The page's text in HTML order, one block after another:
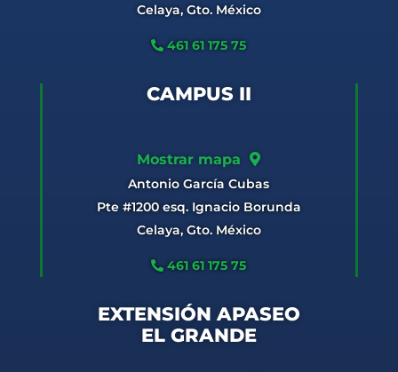
Celaya, Gto. México
461 61 175 75
CAMPUS II
Mostrar mapa
Antonio García Cubas
Pte #1200 esq. Ignacio Borunda
Celaya, Gto. México
461 61 175 75
EXTENSIÓN APASEO
EL GRANDE